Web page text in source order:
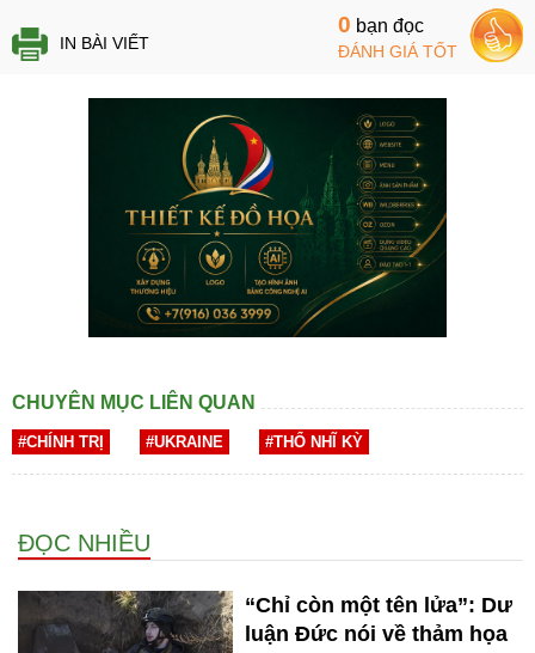
IN BÀI VIẾT
0 bạn đọc
ĐÁNH GIÁ TỐT
CHUYÊN MỤC LIÊN QUAN
#CHÍNH TRỊ #UKRAINE #THỔ NHĨ KỲ
ĐỌC NHIỀU
“Chỉ còn một tên lửa”: Dư
luận Đức nói về thảm họa